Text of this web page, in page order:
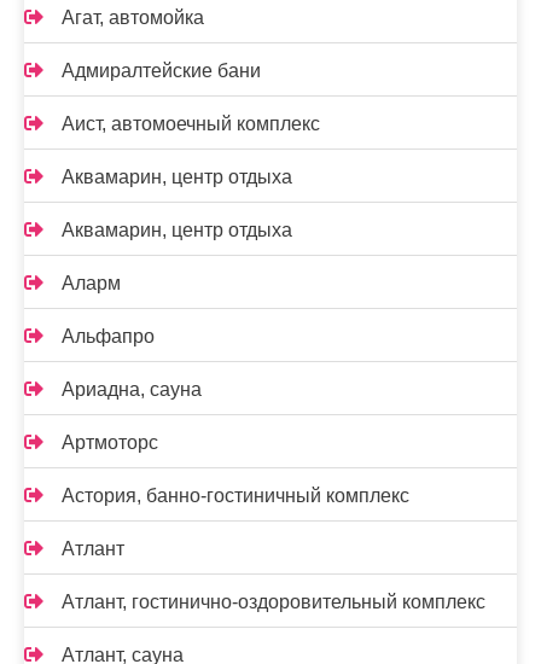
Агат, автомойка
Адмиралтейские бани
Аист, автомоечный комплекс
Аквамарин, центр отдыха
Аквамарин, центр отдыха
Аларм
Альфапро
Ариадна, сауна
Артмоторс
Астория, банно-гостиничный комплекс
Атлант
Атлант, гостинично-оздоровительный комплекс
Атлант, сауна